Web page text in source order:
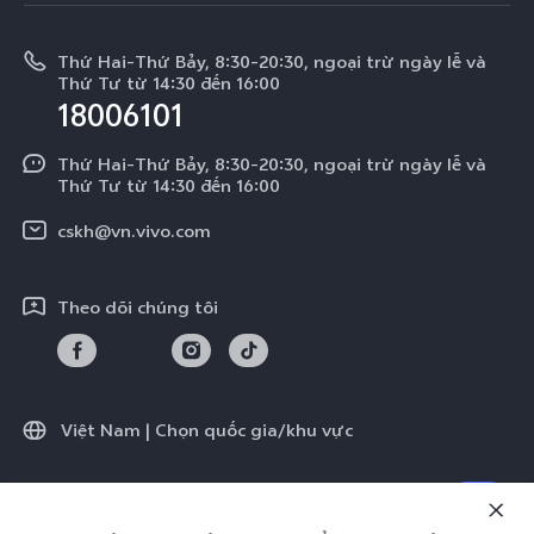
V50 Lite 5G
V50 Lite
Y39 5G
Y29
Tra cứu giá linh kiện
Xác thực bằng IMEI
Dịch vụ cuộc hẹn
Truy vấn tiến độ sửa chữa
Chính sách bảo hành của vivo
Tải LUTs để khôi phục Log
Thông báo pháp lý
Về chúng tôi
Trung tâm Quyền riêng tư của vivo
Tính Bền Vững
Thứ Hai-Thứ Bảy, 8:30-20:30, ngoại trừ ngày lễ và
Thứ Tư từ 14:30 đến 16:00
18006101
Thứ Hai-Thứ Bảy, 8:30-20:30, ngoại trừ ngày lễ và
Thứ Tư từ 14:30 đến 16:00
cskh@vn.vivo.com
Theo dõi chúng tôi
Việt Nam | Chọn quốc gia/khu vực
© 2026 vivo Mobile Communication Co., Ltd. Bảo lưu toàn quyền.